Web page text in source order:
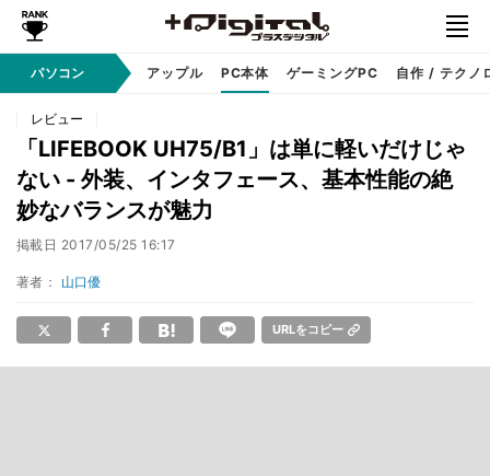
パソコンWindows アップル PC本体 ゲーミングPC 自作 / テクノ
レビュー
「LIFEBOOK UH75/B1」は単に軽いだけじゃ
ない - 外装、インタフェース、基本性能の絶
妙なバランスが魅力
掲載日 2017/05/25 16:17
著者： 山口優
URLをコピー